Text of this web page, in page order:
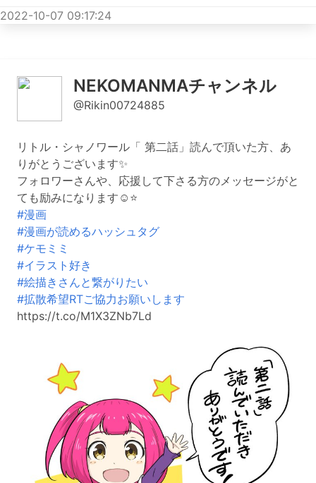
2022-10-07 09:17:24
NEKOMANMAチャンネル
@Rikin00724885
リトル・シャノワール「 第二話」読んで頂いた方、あ
りがとうございます✨
フォロワーさんや、応援して下さる方のメッセージがと
ても励みになります☺️⭐️
#漫画
#漫画が読めるハッシュタグ
#ケモミミ
#イラスト好き
#絵描きさんと繋がりたい
#拡散希望RTご協力お願いします
https://t.co/M1X3ZNb7Ld